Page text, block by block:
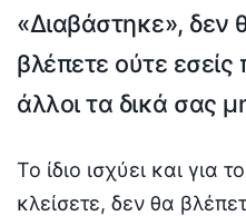
«Διαβάστηκε», δεν
βλέπετε ούτε εσείς
άλλοι τα δικά σας
Το ίδιο ισχύει και για
κλείσετε, δεν θα